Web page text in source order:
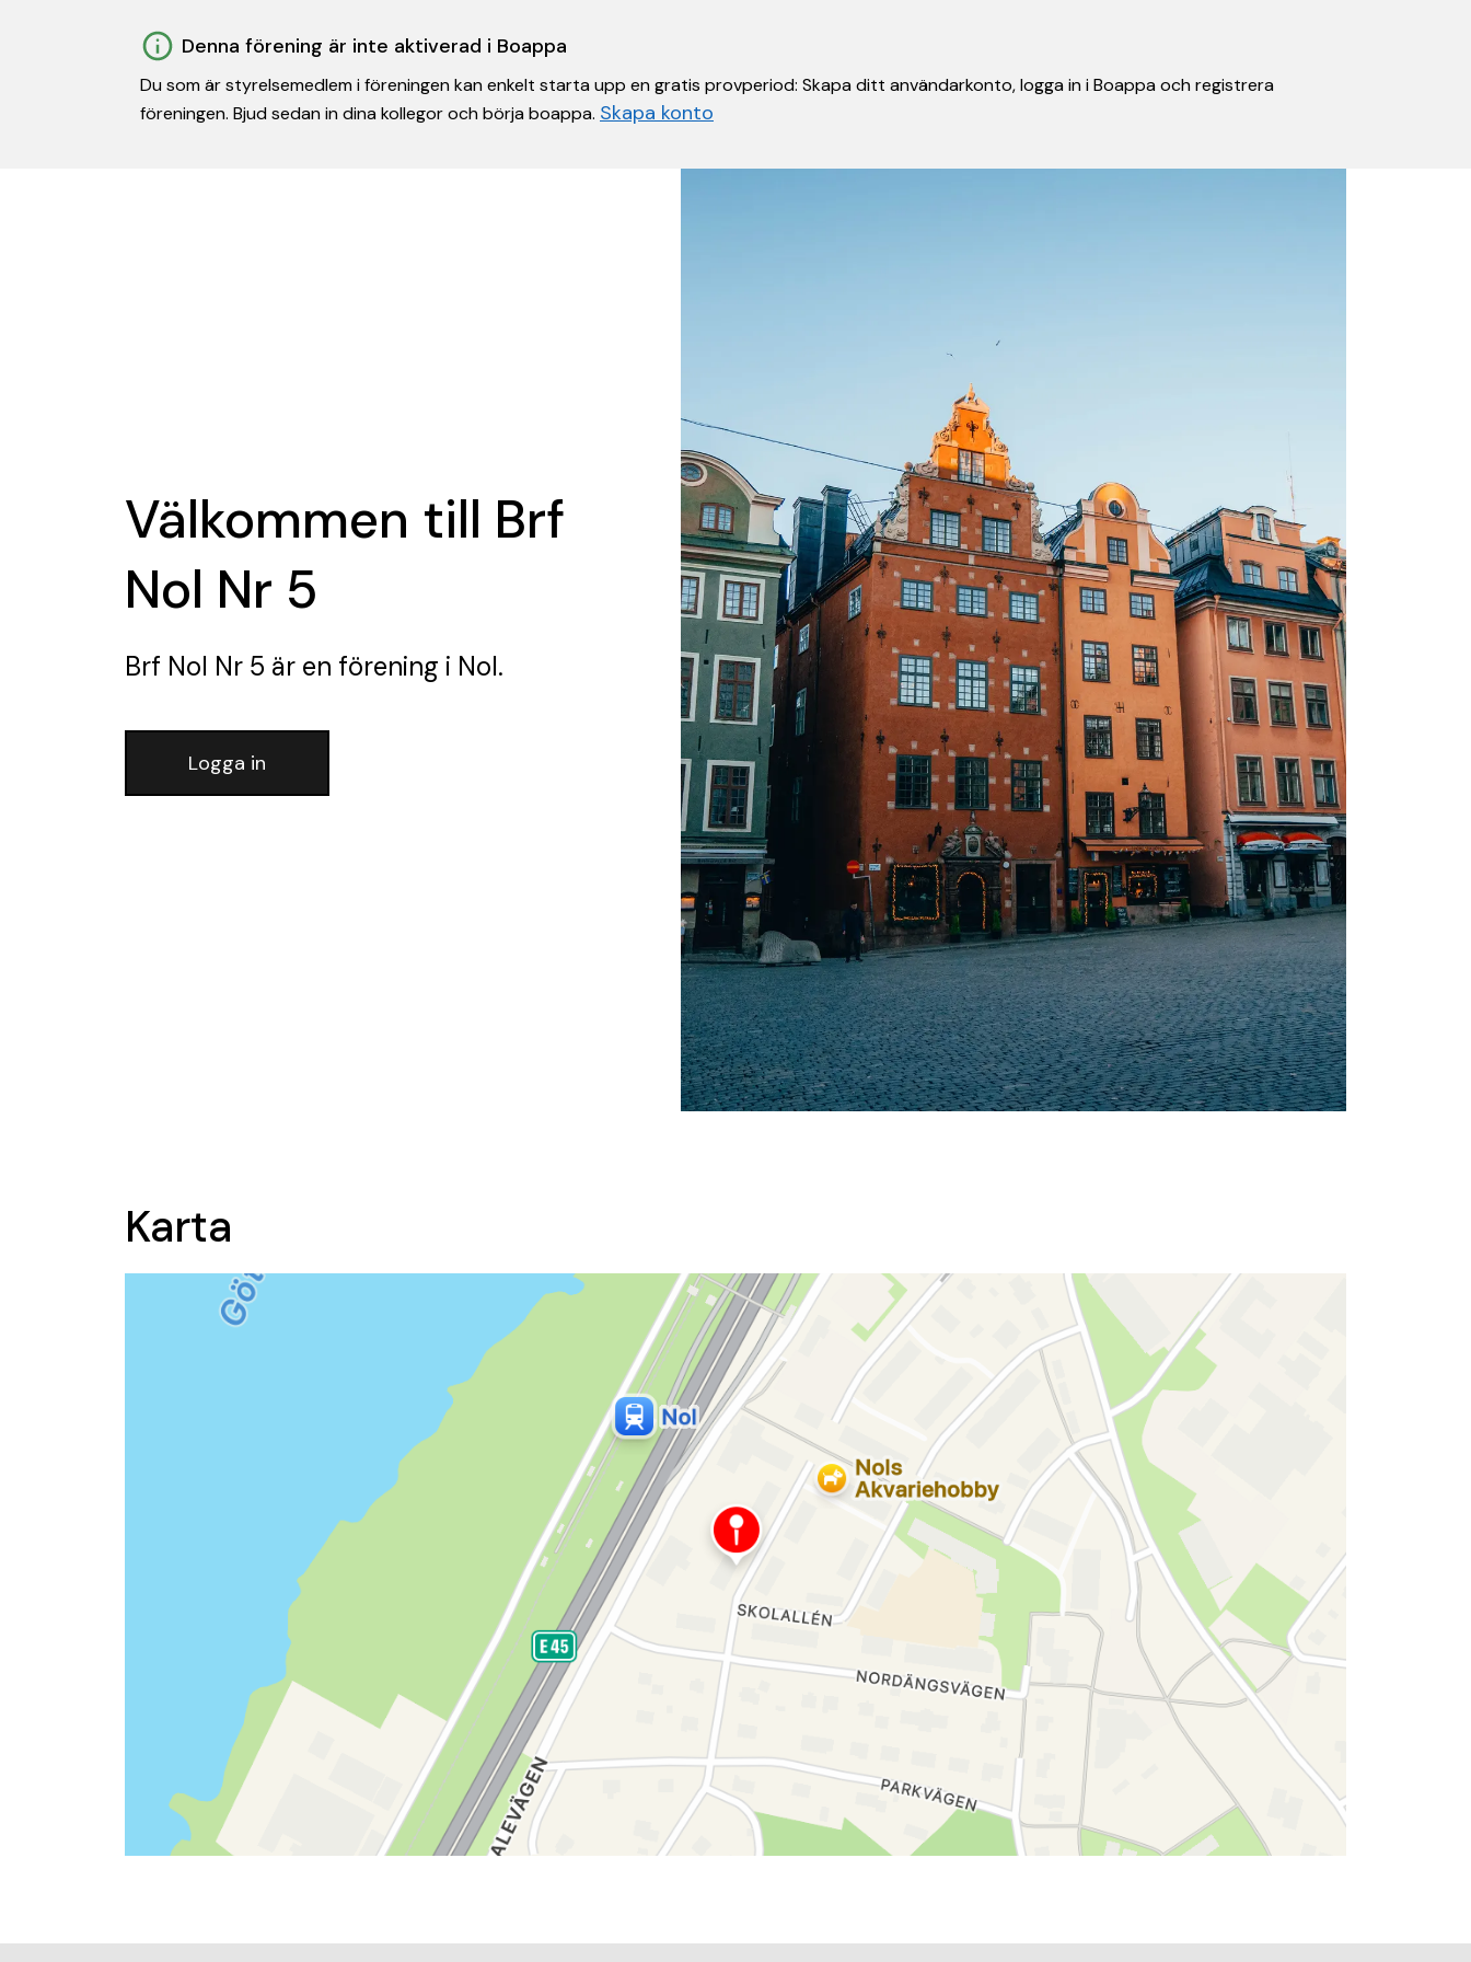
Denna förening är inte aktiverad i Boappa
Du som är styrelsemedlem i föreningen kan enkelt starta upp en gratis provperiod: Skapa ditt användarkonto, logga in i Boappa och registrera
föreningen. Bjud sedan in dina kollegor och börja boappa. Skapa konto
Välkommen till Brf
Nol Nr 5
Brf Nol Nr 5 är en förening i Nol.
Logga in
Karta